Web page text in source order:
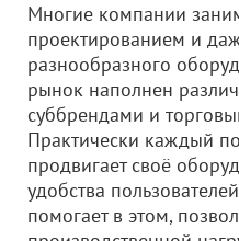
Многие компании
проектированием и
разнообразного
рынок наполнен
суббрендами и
Практически каждый
продвигает своё
удобства
помогает в этом,